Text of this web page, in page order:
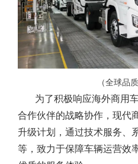
（全球品
为了积极响应海外商用
合作伙伴的战略协作，现代
升级计划，通过技术服务、
等，致力于保障车辆运营效